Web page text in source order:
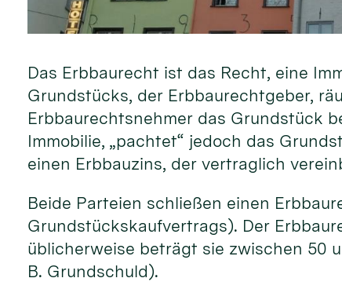
Das Erbbaurecht ist das Recht, eine
Grundstücks, der Erbbaurechtgeber,
Erbbaurechtsnehmer das Grundstück
Immobilie, „pachtet“ jedoch das
einen Erbbauzins, der vertraglich
Beide Parteien schließen einen
Grundstückskaufvertrags). Der
üblicherweise beträgt sie zwischen 50
B. Grundschuld).